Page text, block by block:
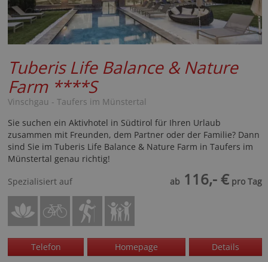
Tuberis Life Balance & Nature
Farm ****S
Vinschgau - Taufers im Münstertal
Sie suchen ein Aktivhotel in Südtirol für Ihren Urlaub
zusammen mit Freunden, dem Partner oder der Familie? Dann
sind Sie im Tuberis Life Balance & Nature Farm in Taufers im
Münstertal genau richtig!
Spezialisiert auf
ab 116,- € pro Tag
Telefon Homepage Details